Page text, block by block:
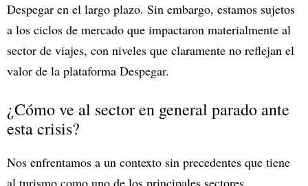
Despegar en el largo plazo. Sin embargo, estamos sujetos
a los ciclos de mercado que impactaron materialmente al
sector de viajes, con niveles que claramente no reflejan el
valor de la plataforma Despegar.
¿Cómo ve al sector en general parado ante
esta crisis?
Nos enfrentamos a un contexto sin precedentes que tiene
al turismo como uno de los principales sectores